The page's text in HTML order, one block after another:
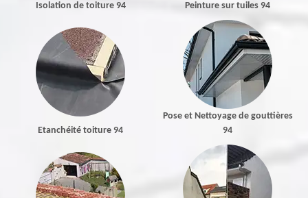
Isolation de toiture 94 Peinture sur tuiles 94
Etanchéité toiture 94
Pose et Nettoyage de gouttières
94